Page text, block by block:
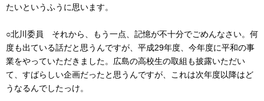
たいというふうに思います。
○北川委員 それから、もう一点、記憶が不十分でごめんなさい。何
度も出ている話だと思うんですが、平成29年度、今年度に平和の事
業をやっていただきました。広島の高校生の取組も披露いただい
て、すばらしい企画だったと思うんですが、これは次年度以降はど
うなるんでしたっけ。